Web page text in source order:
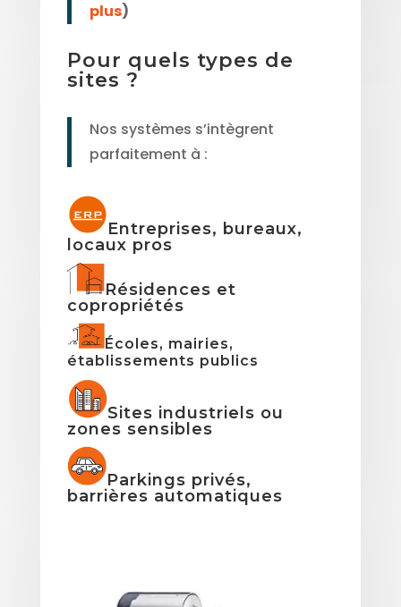
plus)
Pour quels types de
sites ?
Nos systèmes s’intègrent
parfaitement à :
Entreprises, bureaux,
locaux pros
Résidences et
copropriétés
Écoles, mairies,
établissements publics
Sites industriels ou
zones sensibles
Parkings privés,
barrières automatiques